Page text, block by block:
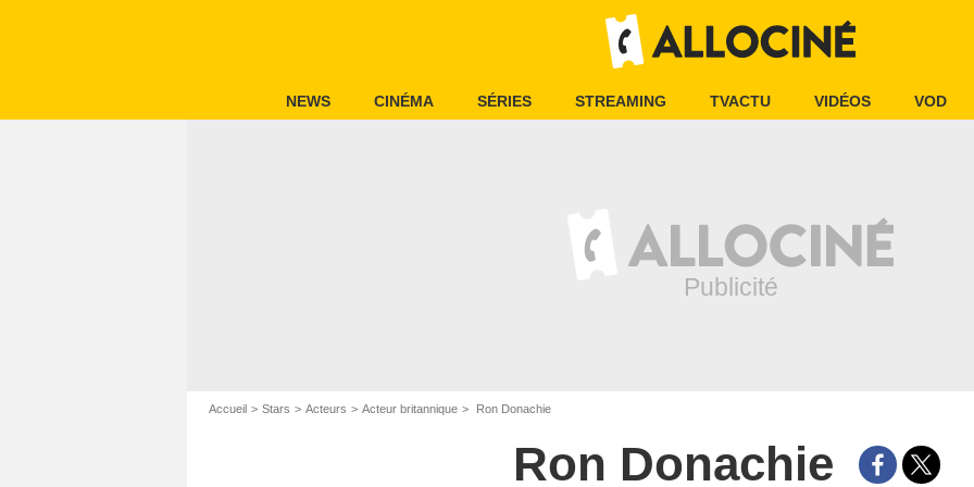
NEWS CINÉMA SÉRIES STREAMING TVACTU VIDÉOS VOD
Accueil Stars Acteurs Acteur britannique Ron Donachie
Ron Donachie